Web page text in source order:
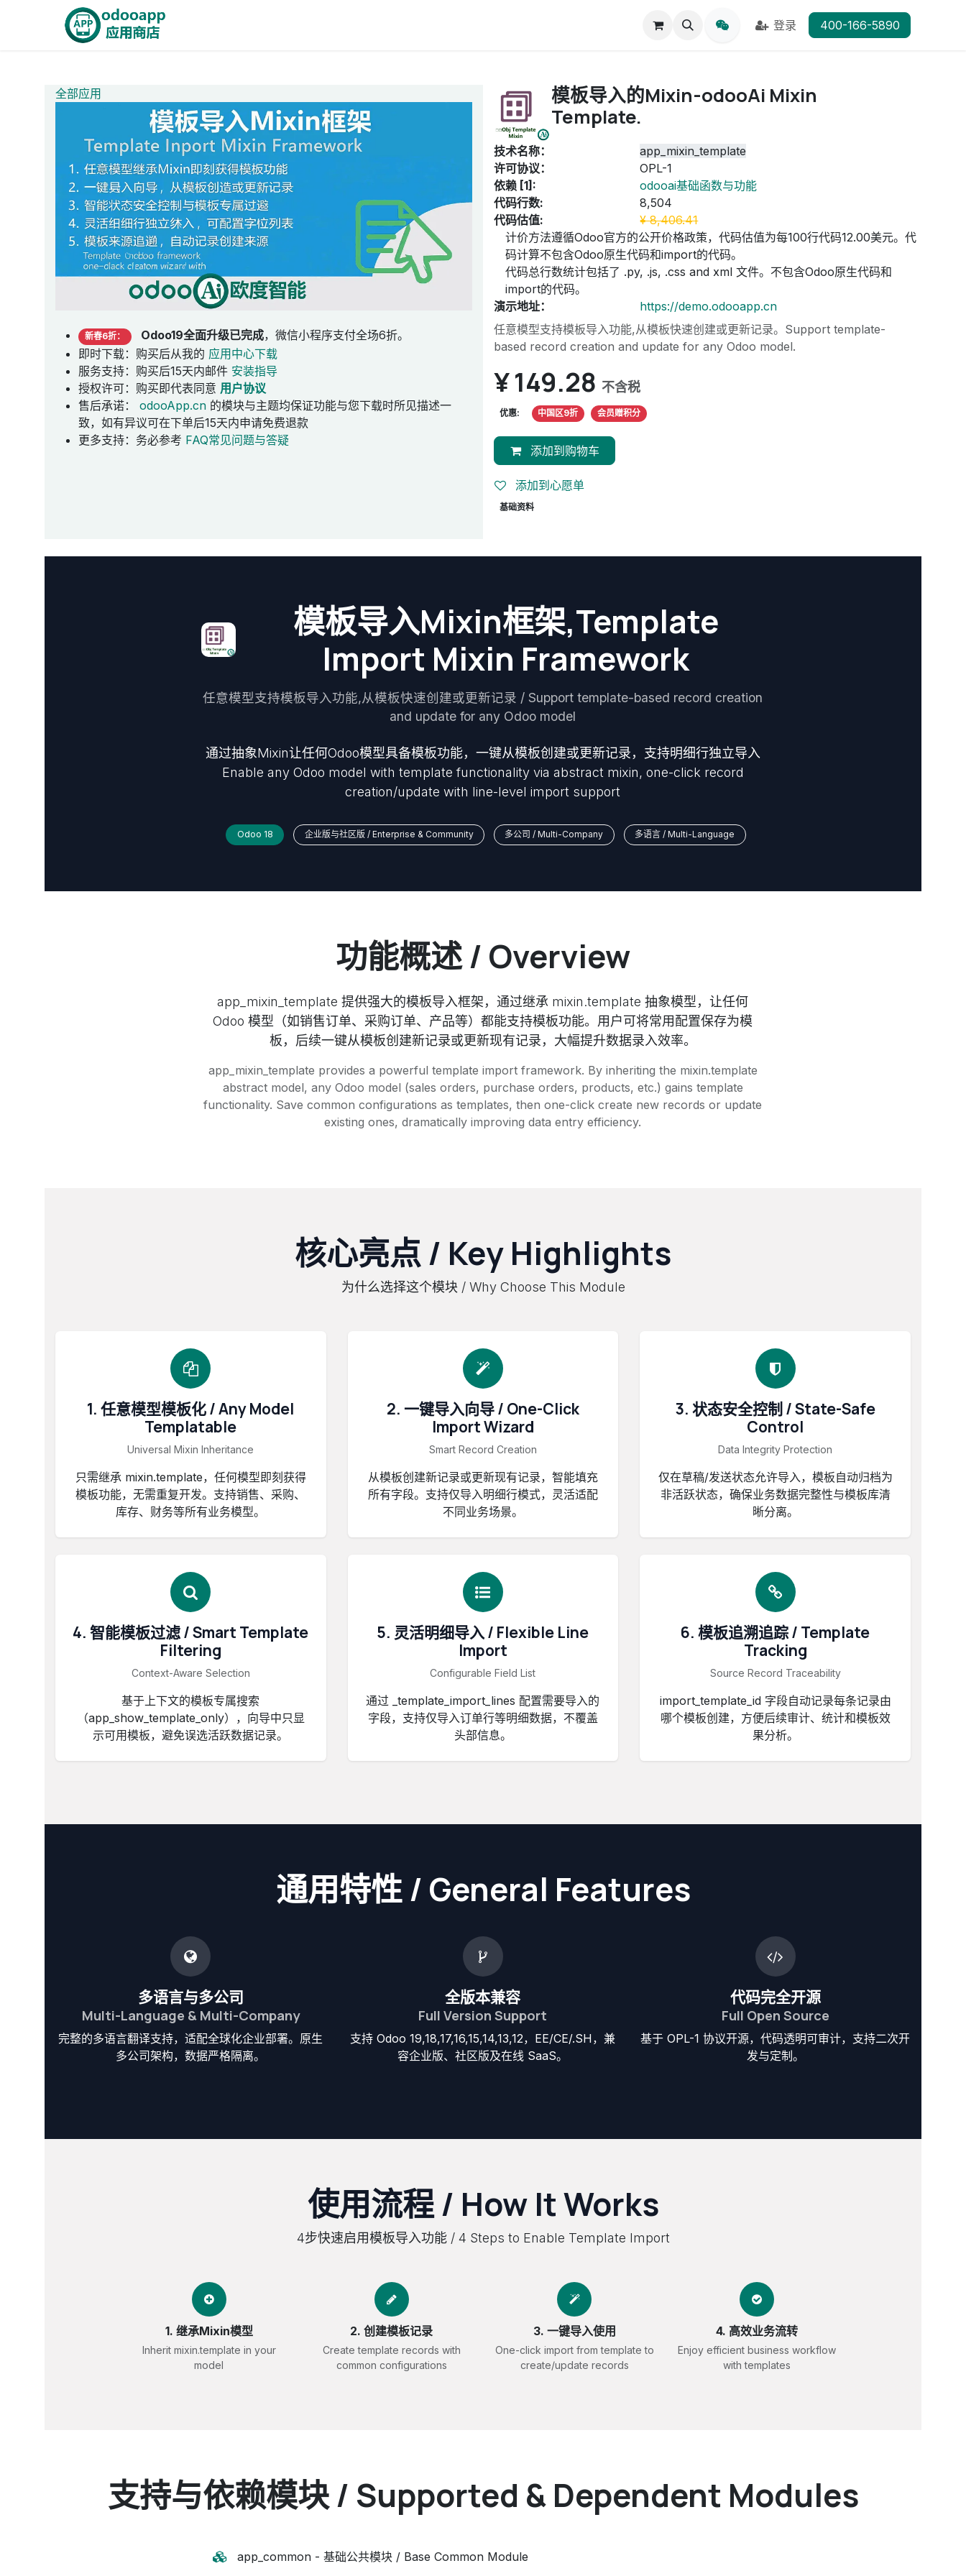
登录 400-166-5890
全部应用
新春6折： Odoo19全面升级已完成，微信小程序支付全场6折。
即时下载：购买后从我的 应用中心下载
服务支持：购买后15天内邮件 安装指导
授权许可：购买即代表同意 用户协议
售后承诺： odooApp.cn 的模块与主题均保证功能与您下载时所见描述一
致，如有异议可在下单后15天内申请免费退款
更多支持：务必参考 FAQ常见问题与答疑
模板导入的Mixin-odooAi Mixin
Template.
技术名称：
app_mixin_template
许可协议：
OPL-1
依赖 [1]:
odooai基础函数与功能
代码行数:
8,504
代码估值:
¥8,406.41
计价方法遵循Odoo官方的公开价格政策，代码估值为每100行代码12.00美元。代
码计算不包含Odoo原生代码和import的代码。
代码总行数统计包括了 .py, .js, .css and xml 文件。不包含Odoo原生代码和
import的代码。
演示地址：
https://demo.odooapp.cn
任意模型支持模板导入功能,从模板快速创建或更新记录。Support template-
based record creation and update for any Odoo model.
¥149.28 不含税
优惠: 中国区9折 会员赠积分
添加到购物车
添加到心愿单
基础资料
模板导入Mixin框架,Template
Import Mixin Framework
任意模型支持模板导入功能,从模板快速创建或更新记录 / Support template-based record creation
and update for any Odoo model
通过抽象Mixin让任何Odoo模型具备模板功能，一键从模板创建或更新记录，支持明细行独立导入
Enable any Odoo model with template functionality via abstract mixin, one-click record
creation/update with line-level import support
Odoo 18 企业版与社区版 / Enterprise & Community 多公司 / Multi-Company 多语言 / Multi-Language
功能概述 / Overview
app_mixin_template 提供强大的模板导入框架，通过继承 mixin.template 抽象模型，让任何
Odoo 模型（如销售订单、采购订单、产品等）都能支持模板功能。用户可将常用配置保存为模
板，后续一键从模板创建新记录或更新现有记录，大幅提升数据录入效率。
app_mixin_template provides a powerful template import framework. By inheriting the mixin.template
abstract model, any Odoo model (sales orders, purchase orders, products, etc.) gains template
functionality. Save common configurations as templates, then one-click create new records or update
existing ones, dramatically improving data entry efficiency.
核心亮点 / Key Highlights
为什么选择这个模块 / Why Choose This Module
1. 任意模型模板化 / Any Model
Templatable
Universal Mixin Inheritance
只需继承 mixin.template，任何模型即刻获得
模板功能，无需重复开发。支持销售、采购、
库存、财务等所有业务模型。
2. 一键导入向导 / One-Click
Import Wizard
Smart Record Creation
从模板创建新记录或更新现有记录，智能填充
所有字段。支持仅导入明细行模式，灵活适配
不同业务场景。
3. 状态安全控制 / State-Safe
Control
Data Integrity Protection
仅在草稿/发送状态允许导入，模板自动归档为
非活跃状态，确保业务数据完整性与模板库清
晰分离。
4. 智能模板过滤 / Smart Template
Filtering
Context-Aware Selection
基于上下文的模板专属搜索
（app_show_template_only），向导中只显
示可用模板，避免误选活跃数据记录。
5. 灵活明细导入 / Flexible Line
Import
Configurable Field List
通过 _template_import_lines 配置需要导入的
字段，支持仅导入订单行等明细数据，不覆盖
头部信息。
6. 模板追溯追踪 / Template
Tracking
Source Record Traceability
import_template_id 字段自动记录每条记录由
哪个模板创建，方便后续审计、统计和模板效
果分析。
通用特性 / General Features
多语言与多公司
Multi-Language & Multi-Company
完整的多语言翻译支持，适配全球化企业部署。原生
多公司架构，数据严格隔离。
全版本兼容
Full Version Support
支持 Odoo 19,18,17,16,15,14,13,12，EE/CE/.SH，兼
容企业版、社区版及在线 SaaS。
代码完全开源
Full Open Source
基于 OPL-1 协议开源，代码透明可审计，支持二次开
发与定制。
使用流程 / How It Works
4步快速启用模板导入功能 / 4 Steps to Enable Template Import
1. 继承Mixin模型
Inherit mixin.template in your
model
2. 创建模板记录
Create template records with
common configurations
3. 一键导入使用
One-click import from template to
create/update records
4. 高效业务流转
Enjoy efficient business workflow
with templates
支持与依赖模块 / Supported & Dependent Modules
app_common - 基础公共模块 / Base Common Module